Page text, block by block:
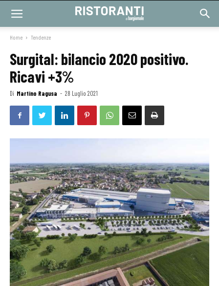
Home Tendenze
Surgital: bilancio 2020 positivo.
Ricavi +3%
Di Martino Ragusa - 28 Luglio 2021